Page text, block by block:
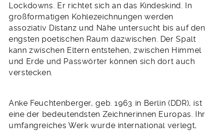
Lockdowns. Er richtet sich an das Kindeskind. In
großformatigen Kohlezeichnungen werden
assoziativ Distanz und Nähe untersucht bis auf den
engsten poetischen Raum dazwischen. Der Spalt
kann zwischen Eltern entstehen, zwischen Himmel
und Erde und Passwörter können sich dort auch
verstecken.
Anke Feuchtenberger, geb. 1963 in Berlin (DDR), ist
eine der bedeutendsten Zeichnerinnen Europas. Ihr
umfangreiches Werk wurde international verlegt,